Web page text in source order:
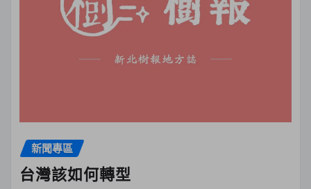
新聞專區
台灣該如何轉型